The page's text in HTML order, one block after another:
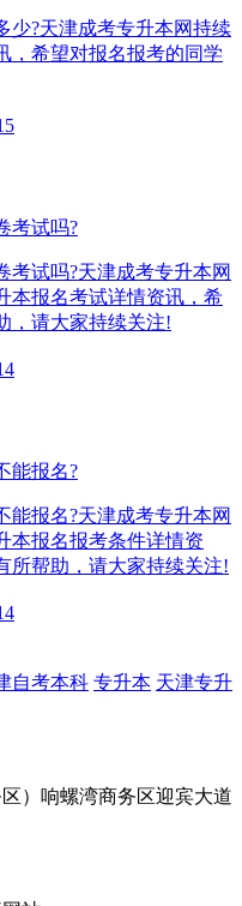
少?天津成考专升本网持续
，希望对报名报考的同学
考试吗?
考试吗?天津成考专升本网
本报名考试详情资讯，希
，请大家持续关注!
能报名?
能报名?天津成考专升本网
本报名报考条件详情资
所帮助，请大家持续关注!
自考本科 专升本 天津专升
）响螺湾商务区迎宾大道